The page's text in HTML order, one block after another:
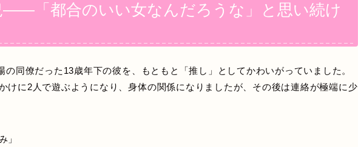
——「都合のいい女なんだろうな」と思い続け
の同僚だった13歳年下の彼を、もともと「推し」としてかわいがっていました。
けに2人で遊ぶようになり、身体の関係になりましたが、その後は連絡が極端に少
」